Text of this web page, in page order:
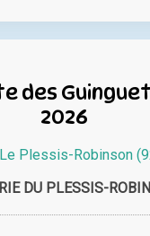
des
2026
Le Plessis-Robinson
DU PLESSIS-